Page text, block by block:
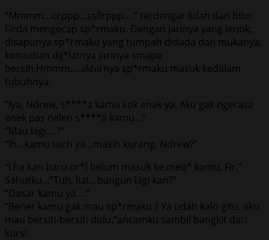
“Mmmm…ccppp…ssllrppp….” terdengar lidah dan bibir
Firda mengecap sp*rmaku. Dengan jarinya yang lentik,
disapunya sp*rmaku yang tumpah didada dan mukanya,
kemudian dij*latnya jarinya smape
bersih.Hmmm….akhirnya sp*rmaku masuk kedalam
tubuhnya.
“Iya, Ndrew, s****a kamu kok enak ya. Aku gak ngerasa
enek pas nelen s****a kamu…”
“Mau lagi….?”
“Ih…kamu tuch ya…masih kurang, Ndrew?”
“Lha kan baru or*l belum masuk ke meq* kamu, Fir.”
Sahutku…”Tuh, liat…bangun lagi kan?”
“Dasar kamu ya….”
“Bener kamu gak mau sp*rmaku ? Ya udah kalo gitu, aku
mau bersih-bersih dulu.”ancamku sambil bangkit dari
kursi.